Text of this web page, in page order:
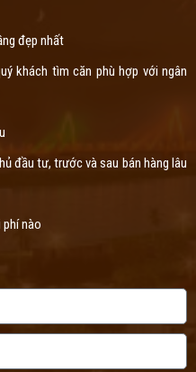
đẹp nhất
khách tìm căn phù hợp với ngân
đầu tư, trước và sau bán hàng lâu
nào